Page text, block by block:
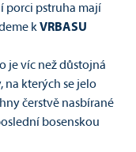
porci pstruha mají
kVRBASU
je víc než důstojná
na kterých se jelo
čerstvě nasbírané
bosenskou